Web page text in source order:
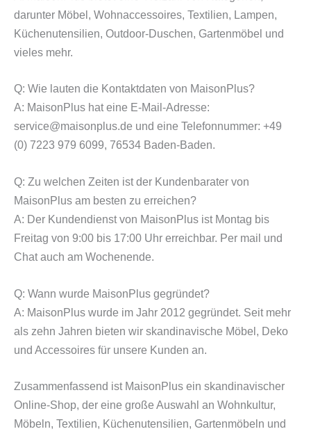
darunter Möbel, Wohnaccessoires, Textilien, Lampen,
Küchenutensilien, Outdoor-Duschen, Gartenmöbel und
vieles mehr.
Q: Wie lauten die Kontaktdaten von MaisonPlus?
A: MaisonPlus hat eine E-Mail-Adresse:
service@maisonplus.de und eine Telefonnummer: +49
(0) 7223 979 6099, 76534 Baden-Baden.
Q: Zu welchen Zeiten ist der Kundenbarater von
MaisonPlus am besten zu erreichen?
A: Der Kundendienst von MaisonPlus ist Montag bis
Freitag von 9:00 bis 17:00 Uhr erreichbar. Per mail und
Chat auch am Wochenende.
Q: Wann wurde MaisonPlus gegründet?
A: MaisonPlus wurde im Jahr 2012 gegründet. Seit mehr
als zehn Jahren bieten wir skandinavische Möbel, Deko
und Accessoires für unsere Kunden an.
Zusammenfassend ist MaisonPlus ein skandinavischer
Online-Shop, der eine große Auswahl an Wohnkultur,
Möbeln, Textilien, Küchenutensilien, Gartenmöbeln und